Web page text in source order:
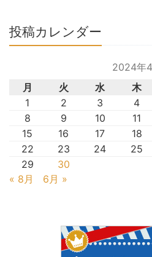
投稿カレンダー
2024年
月
火 水 木
1
2 3 4
8
9 10 11
15
16 17 18
22
23 24 25
29
30
« 8月
6月 »